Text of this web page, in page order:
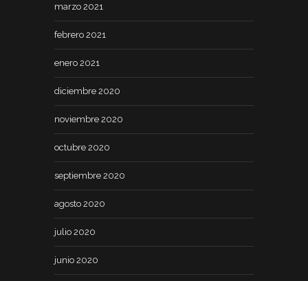
marzo 2021
febrero 2021
enero 2021
diciembre 2020
noviembre 2020
octubre 2020
septiembre 2020
agosto 2020
julio 2020
junio 2020